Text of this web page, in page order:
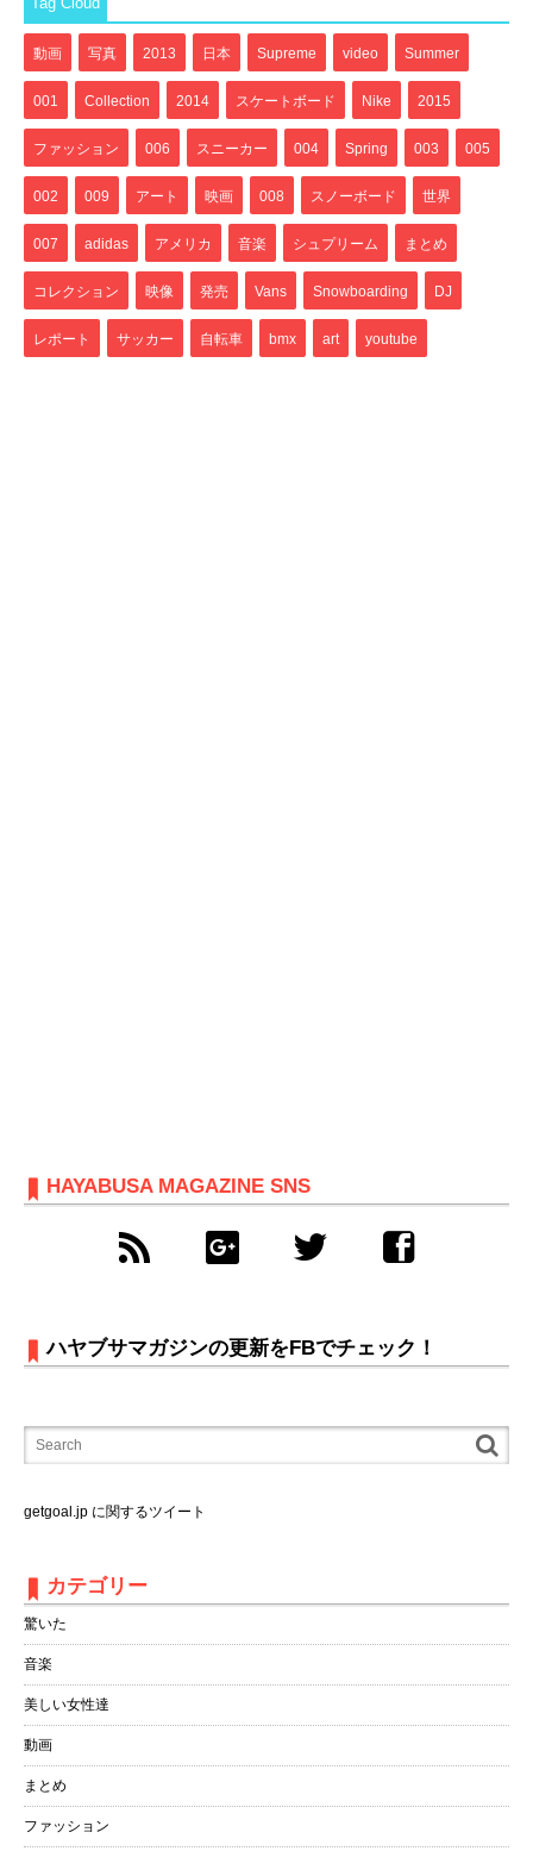
動画 写真 2013 日本 Supreme video Summer
001 Collection 2014 スケートボード Nike 2015
ファッション 006 スニーカー 004 Spring 003 005
002 009 アート 映画 008 スノーボード 世界
007 adidas アメリカ 音楽 シュプリーム まとめ
コレクション 映像 発売 Vans Snowboarding DJ
レポート サッカー 自転車 bmx art youtube
HAYABUSA MAGAZINE SNS
ハヤブサマガジンの更新をFBでチェック！
getgoal.jp に関するツイート
カテゴリー
驚いた
音楽
美しい女性達
動画
まとめ
ファッション